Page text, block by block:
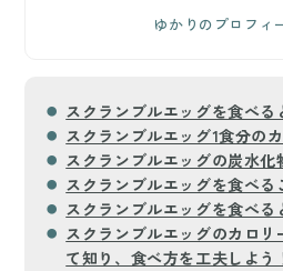
ゆかりのプロフィ
スクランブルエッグを食べる
スクランブルエッグ1食分の
スクランブルエッグの炭水化
スクランブルエッグを食べ
スクランブルエッグを食べる
スクランブルエッグのカロリ
て知り、食べ方を工夫しよう